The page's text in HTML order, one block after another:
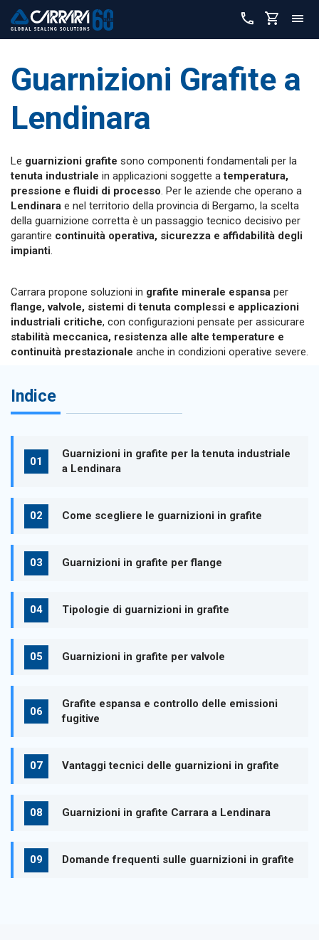
Guarnizioni Grafite a
Lendinara
Le guarnizioni grafite sono componenti fondamentali per la
tenuta industriale in applicazioni soggette atemperatura,
pressione e fluidi di processo . Per le aziende che operano a
Lendinara e nel territorio della provincia di Bergamo, la scelta
della guarnizione corretta è un passaggio tecnico decisivo per
garantire continuità operativa, sicurezza e affidabilità degli
impianti
Carrara propone soluzioni in grafite minerale espansa per
flange, valvole, sistemi di tenuta complessi e applicazioni
industriali critiche, con configurazioni pensate per assicurare
stabilità meccanica, resistenza alle alte temperature e
continuità prestazionale anche in condizioni operative severe.
Indice
Guarnizioni in grafite per la tenuta industriale
a Lendinara
Come scegliere le guarnizioni in grafite
Guarnizioni in grafite per flange
Tipologie di guarnizioni in grafite
Guarnizioni in grafite per valvole
Grafite espansa e controllo delle emissioni
fugitive
Vantaggi tecnici delle guarnizioni in grafite
Guarnizioni in grafite Carrara a Lendinara
Domande frequenti sulle guarnizioni in grafite